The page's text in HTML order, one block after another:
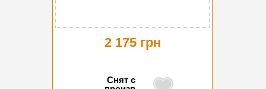
2 175 грн
Снят с